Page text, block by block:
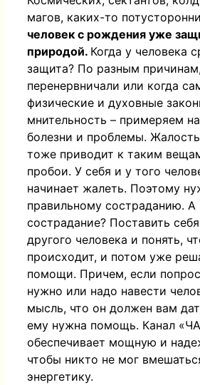
магов, каких-то
человек с рождения уже
природой. Когда у человека
защита? По разным
перенервничали или когда
физические и духовные
мнительность – примеряем
болезни и проблемы.
тоже приводит к таким
пробои. У себя и у того
начинает жалеть. Поэтому
правильному состраданию. А
сострадание? Поставить
другого человека и понять,
происходит, и потом уже
помощи. Причем, если
нужно или надо навести
мысль, что он должен вам
ему нужна помощь. Канал
обеспечивает мощную и
чтобы никто не мог
энергетику.